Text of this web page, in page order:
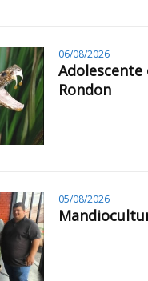
06/08/2026
Rondon
05/08/2026